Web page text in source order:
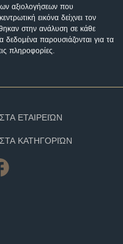
αξιολογήσεων που
εικόνα δείχνει τον
στην ανάλυση σε κάθε
παρουσιάζονται για τα
πληροφορίες.
ΕΤΑΙΡΕΙΏΝ
ΚΑΤΗΓΟΡΙΏΝ